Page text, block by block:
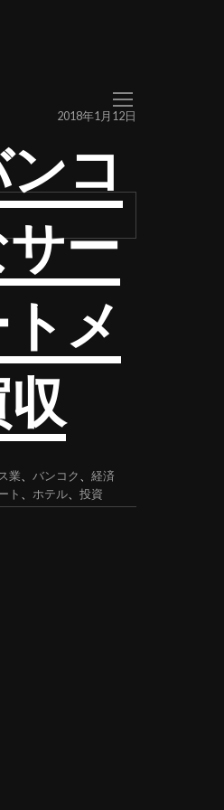
2018年1月12日
コ
ー
メ
業、バンコク 、経済
ト 、ホテル、投資